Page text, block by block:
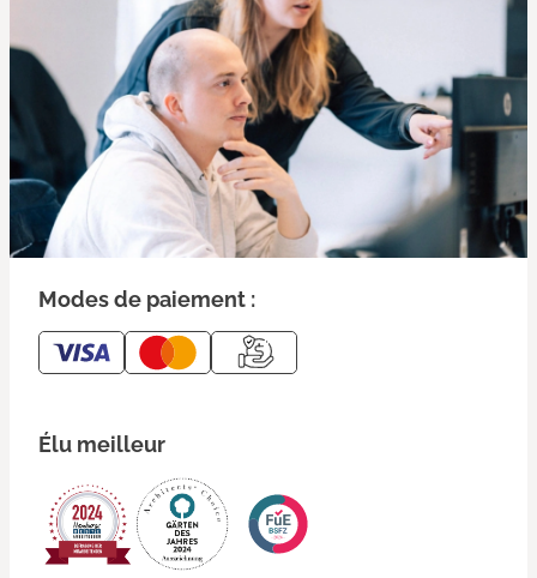
Modes de paiement :
Élu meilleur